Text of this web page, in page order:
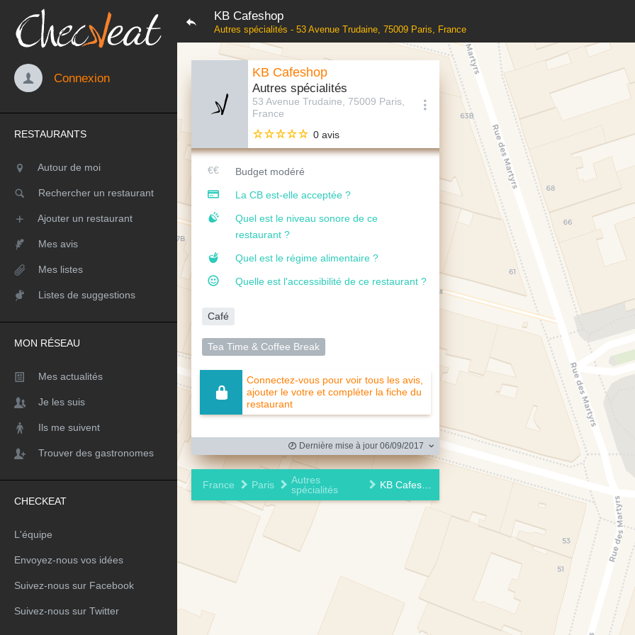
KB Cafeshop
Autres spécialités - 53 Avenue Trudaine, 75009 Paris, France
Connexion
RESTAURANTS
Autour de moi
Rechercher un restaurant
Ajouter un restaurant
Mes avis
Mes listes
Listes de suggestions
MON RÉSEAU
Mes actualités
Je les suis
Ils me suivent
Trouver des gastronomes
CHECKEAT
L'équipe
Envoyez-nous vos idées
Suivez-nous sur Facebook
Suivez-nous sur Twitter
KB Cafeshop
Autres spécialités
53 Avenue Trudaine, 75009 Paris,
France
0 avis
Budget modéré
La CB est-elle acceptée ?
Quel est le niveau sonore de ce
restaurant ?
Quel est le régime alimentaire ?
Quelle est l'accessibilité de ce restaurant ?
Café
Tea Time & Coffee Break
Connectez-vous pour voir tous les avis,
ajouter le votre et compléter la fiche du
restaurant
Dernière mise à jour 06/09/2017
France Paris
Autres
spécialités